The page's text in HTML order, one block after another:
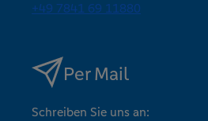
+49 7841 69 11880
Per Mail
Schreiben Sie uns an: